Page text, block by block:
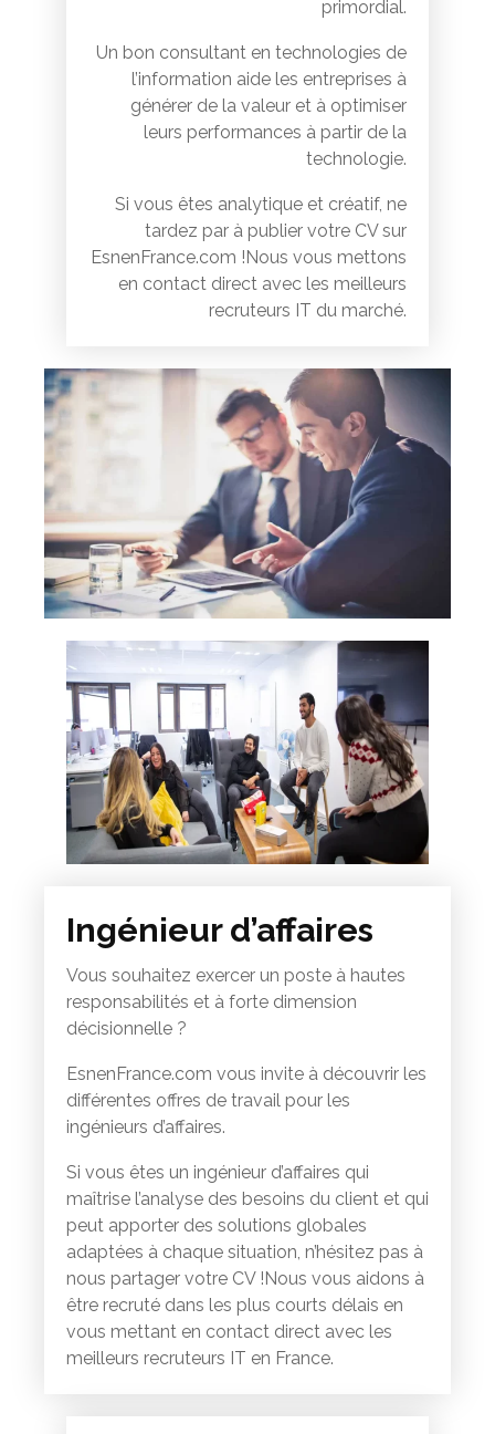
primordial.
Un bon consultant en technologies de
l’information aide les entreprises à
générer de la valeur et à optimiser
leurs performances à partir de la
technologie.
Si vous êtes analytique et créatif, ne
tardez par à publier votre CV sur
EsnenFrance.com !Nous vous mettons
en contact direct avec les meilleurs
recruteurs IT du marché.
Ingénieur d’affaires
Vous souhaitez exercer un poste à hautes
responsabilités et à forte dimension
décisionnelle ?
EsnenFrance.com vous invite à découvrir les
différentes offres de travail pour les
ingénieurs d’affaires.
Si vous êtes un ingénieur d’affaires qui
maîtrise l’analyse des besoins du client et qui
peut apporter des solutions globales
adaptées à chaque situation, n’hésitez pas à
nous partager votre CV !Nous vous aidons à
être recruté dans les plus courts délais en
vous mettant en contact direct avec les
meilleurs recruteurs IT en France.